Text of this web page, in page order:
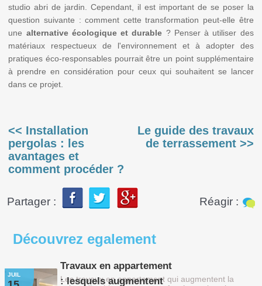
studio abri de jardin. Cependant, il est important de se poser la
question suivante : comment cette transformation peut-elle être
une alternative écologique et durable ? Penser à utiliser des
matériaux respectueux de l'environnement et à adopter des
pratiques éco-responsables pourrait être un point supplémentaire
à prendre en considération pour ceux qui souhaitent se lancer
dans ce projet.
<< Installation
pergolas : les
avantages et
comment procéder ?
Le guide des travaux
de terrassement >>
Partager : Réagir :
Découvrez egalement
JUIL
Travaux en appartement
: lesquels augmentent
Les travaux en appartement qui augmentent la